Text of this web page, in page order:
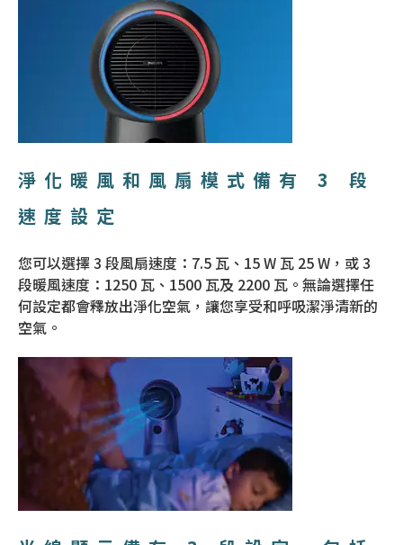
淨化暖風和風扇模式備有 3 段
速度設定
您可以選擇 3 段風扇速度：7.5 瓦、15 W 瓦 25 W，或 3
段暖風速度：1250 瓦、1500 瓦及 2200 瓦。無論選擇任
何設定都會釋放出淨化空氣，讓您享受和呼吸潔淨清新的
空氣。